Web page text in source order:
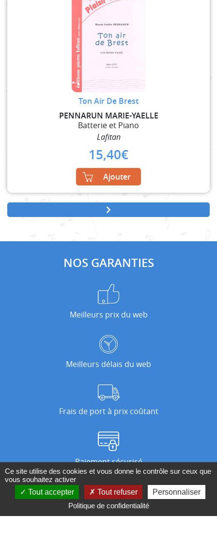
Ton Air De Brest
PENNARUN MARIE-YAELLE
Batterie et Piano
Lafitan
15,40€
Ajouter
NOS GARANTIES
Meilleurs prix du web
Meilleurs délais du web
Frais de port à prix coûtant
Paiement sécurisé
Nos magasins
Ce site utilise des cookies et vous donne le contrôle sur ceux que
vous souhaitez activer
Tout accepter
Tout refuser
Personnaliser
Politique de confidentialité